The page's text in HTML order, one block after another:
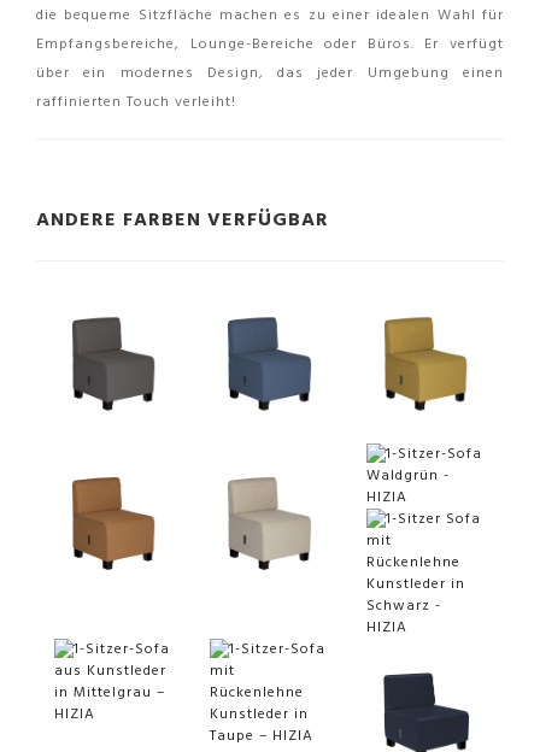
die bequeme Sitzfläche machen es zu einer idealen Wahl für
Empfangsbereiche, Lounge-Bereiche oder Büros. Er verfügt
über ein modernes Design, das jeder Umgebung einen
raffinierten Touch verleiht!
ANDERE FARBEN VERFÜGBAR